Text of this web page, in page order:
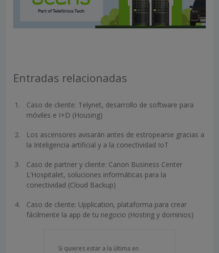
Entradas relacionadas
Caso de cliente: Telynet, desarrollo de software para
móviles e I+D (Housing)
Los ascensores avisarán antes de estropearse gracias a
la Inteligencia artificial y a la conectividad IoT
Caso de partner y cliente: Canon Business Center
L’Hospitalet, soluciones informáticas para la
conectividad (Cloud Backup)
Caso de cliente: Upplication, plataforma para crear
fácilmente la app de tu negocio (Hosting y dominios)
Si quieres estar a la última en